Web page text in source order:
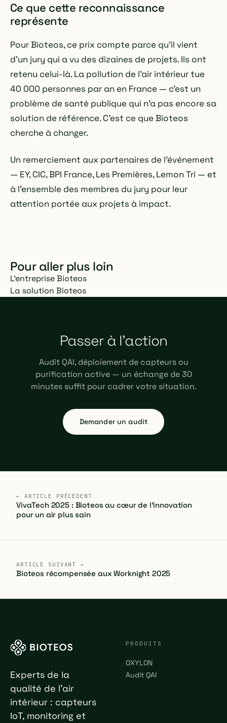
Ce que cette reconnaissance
représente
Pour Bioteos, ce prix compte parce qu'il vient
d'un jury qui a vu des dizaines de projets. Ils ont
retenu celui-là. La pollution de l'air intérieur tue
40 000 personnes par an en France — c'est un
problème de santé publique qui n'a pas encore sa
solution de référence. C'est ce que Bioteos
cherche à changer.
Un remerciement aux partenaires de l'événement
— EY, CIC, BPI France, Les Premières, Lemon Tri — et
à l'ensemble des membres du jury pour leur
attention portée aux projets à impact.
Pour aller plus loin
L'entreprise Bioteos
La solution Bioteos
Passer à l'action
Audit QAI, déploiement de capteurs ou
purification active — un échange de 30
minutes suffit pour cadrer votre situation.
Demander un audit
← ARTICLE PRÉCÉDENT
VivaTech 2025 : Bioteos au cœur de l'innovation
pour un air plus sain
ARTICLE SUIVANT →
Bioteos récompensée aux Worknight 2025
Experts de la
qualité de l'air
intérieur : capteurs
IoT, monitoring et
PRODUITS
OXYLON
Audit QAI